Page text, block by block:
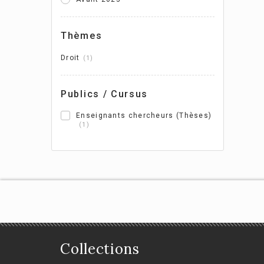
Thèmes
Droit 1
Publics / Cursus
Enseignants chercheurs (Thèses)
1
Collections